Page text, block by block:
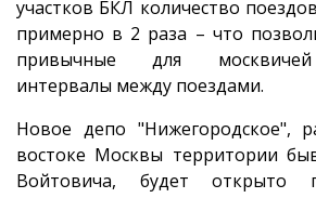
участков БКЛ количество
примерно в 2 раза – что
привычные для
интервалы между поездами.
Новое депо "Нижегородское",
востоке Москвы территории
Войтовича, будет открыто